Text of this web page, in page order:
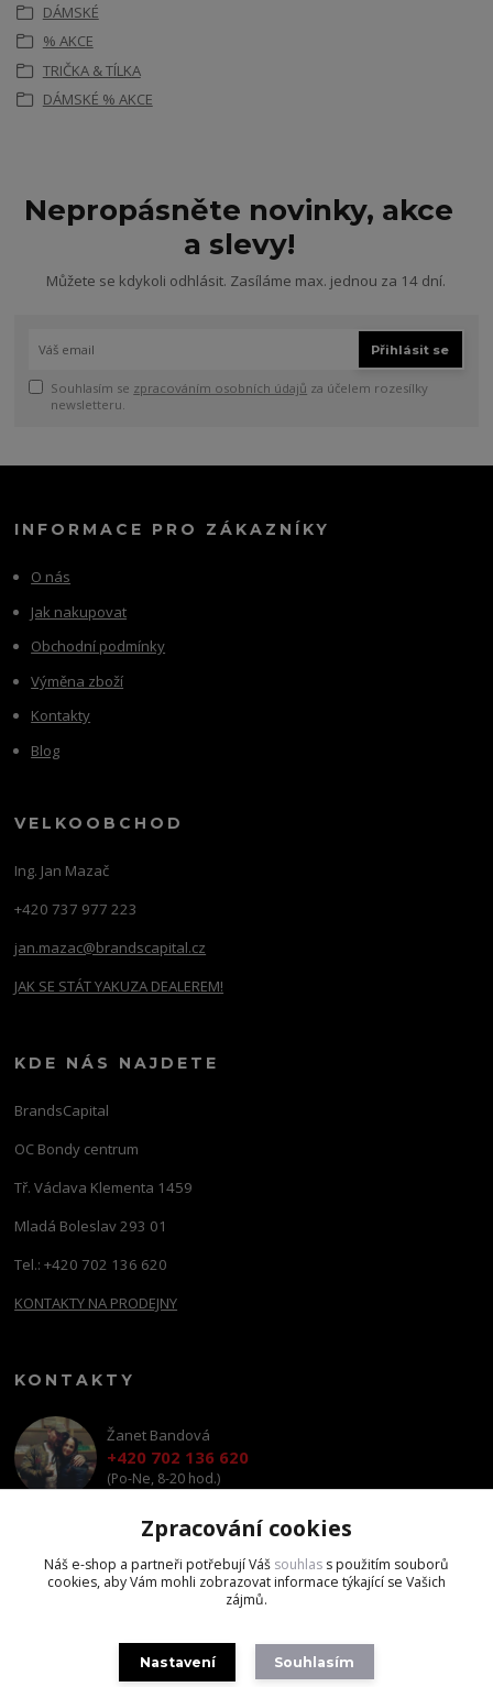
DÁMSKÉ
% AKCE
TRIČKA & TÍLKA
DÁMSKÉ % AKCE
Nepropásněte novinky, akce
a slevy!
Můžete se kdykoli odhlásit. Zasíláme max. jednou za 14 dní.
Přihlásit se
Souhlasím se zpracováním osobních údajů za účelem rozesílky
newsletteru.
INFORMACE PRO ZÁKAZNÍKY
O nás
Jak nakupovat
Obchodní podmínky
Výměna zboží
Kontakty
Blog
VELKOOBCHOD
Ing. Jan Mazač
+420 737 977 223
jan.mazac@brandscapital.cz
JAK SE STÁT YAKUZA DEALEREM!
KDE NÁS NAJDETE
BrandsCapital
OC Bondy centrum
Tř. Václava Klementa 1459
Mladá Boleslav 293 01
Tel.: +420 702 136 620
KONTAKTY NA PRODEJNY
KONTAKTY
Žanet Bandová
+420 702 136 620
(Po-Ne, 8-20 hod.)
shop@brandscapital.cz
Zpracování cookies
Náš e-shop a partneři potřebují Váš souhlas s použitím souborů
cookies, aby Vám mohli zobrazovat informace týkající se Vašich
zájmů.
Nastavení Souhlasím